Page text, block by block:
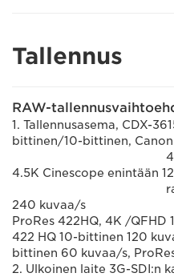
Tallennus
RAW-
1. Tallennusasema, CDX-
bittinen/10-bittinen,
4.5K
4.5K Cinescope enintään
rajaus 2K
240 kuvaa/s
ProRes 422HQ, 4K /
422 HQ 10-bittinen 120
bittinen 60 kuvaa/s,
2. Ulkoinen laite 3G-SDI:n